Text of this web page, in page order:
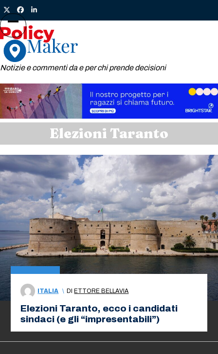
Skip
to
content
TwitterFacebook
LinkedIn
Notizie e commenti da e per chi prende decisioni
Open
mobile
menu
Close
mobile
menu
Elezioni Taranto
ITALIA \ DIETTORE BELLAVIA
Elezioni Taranto, ecco i candidati
sindaci (e gli “impresentabili”)